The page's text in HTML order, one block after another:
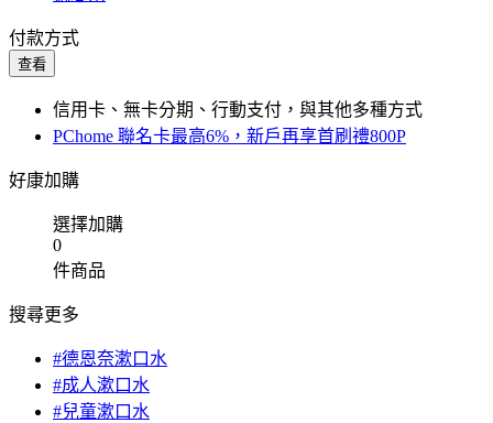
付款方式
查看
信用卡、無卡分期、行動支付，與其他多種方式
PChome 聯名卡最高6%，新戶再享首刷禮800P
好康加購
選擇加購
0
件商品
搜尋更多
#德恩奈漱口水
#成人漱口水
#兒童漱口水